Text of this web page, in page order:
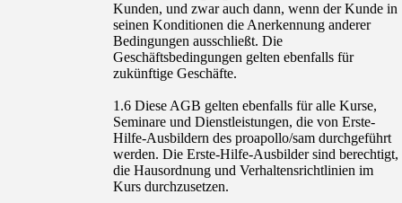
Kunden, und zwar auch dann, wenn der Kunde in
seinen Konditionen die Anerkennung anderer
Bedingungen ausschließt. Die
Geschäftsbedingungen gelten ebenfalls für
zukünftige Geschäfte.
1.6 Diese AGB gelten ebenfalls für alle Kurse,
Seminare und Dienstleistungen, die von Erste-
Hilfe-Ausbildern des proapollo/sam durchgeführt
werden. Die Erste-Hilfe-Ausbilder sind berechtigt,
die Hausordnung und Verhaltensrichtlinien im
Kurs durchzusetzen.